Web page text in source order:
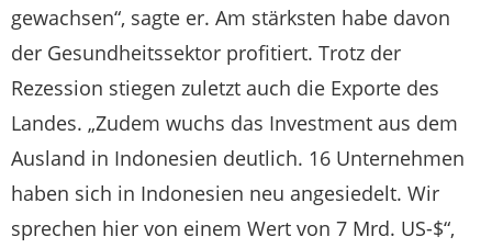
gewachsen“, sagte er. Am stärksten habe davon
der Gesundheitssektor profitiert. Trotz der
Rezession stiegen zuletzt auch die Exporte des
Landes. „Zudem wuchs das Investment aus dem
Ausland in Indonesien deutlich. 16 Unternehmen
haben sich in Indonesien neu angesiedelt. Wir
sprechen hier von einem Wert von 7 Mrd. US-$“,